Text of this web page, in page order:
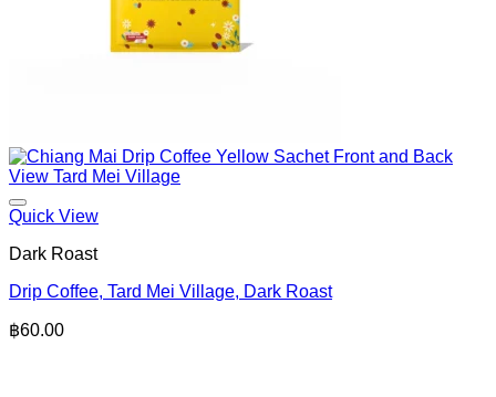
Quick View
Dark Roast
Drip Coffee, Tard Mei Village, Dark Roast
฿60.00